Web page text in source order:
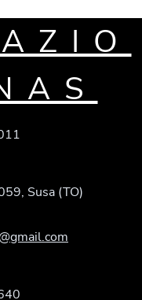
Susa (TO)